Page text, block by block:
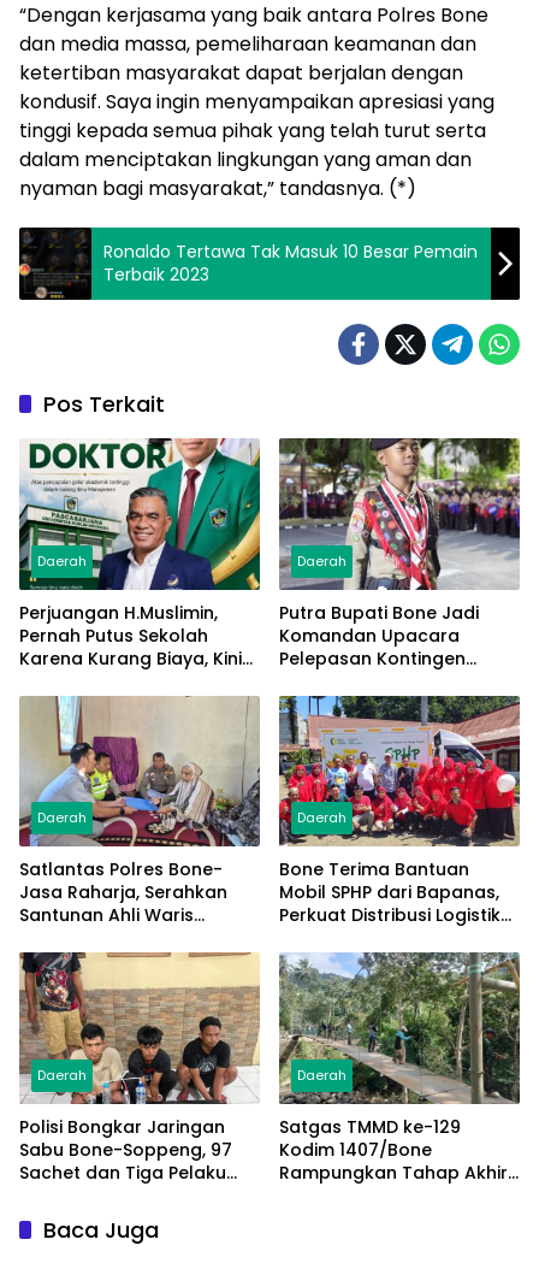
“Dengan kerjasama yang baik antara Polres Bone
dan media massa, pemeliharaan keamanan dan
ketertiban masyarakat dapat berjalan dengan
kondusif. Saya ingin menyampaikan apresiasi yang
tinggi kepada semua pihak yang telah turut serta
dalam menciptakan lingkungan yang aman dan
nyaman bagi masyarakat,” tandasnya. (*)
Ronaldo Tertawa Tak Masuk 10 Besar Pemain
Terbaik 2023
Pos Terkait
Daerah
Perjuangan H.Muslimin,
Pernah Putus Sekolah
Karena Kurang Biaya, Kini
Manajemen
Daerah
Putra Bupati Bone Jadi
Komandan Upacara
Pelepasan Kontingen
Daerah
Satlantas Polres Bone-
Jasa Raharja, Serahkan
Santunan Ahli Waris
Rp50 Juta
Daerah
Bone Terima Bantuan
Mobil SPHP dari Bapanas,
Perkuat Distribusi Logistik
Daerah
Polisi Bongkar Jaringan
Sabu Bone-Soppeng, 97
Sachet dan Tiga Pelaku
Daerah
Satgas TMMD ke-129
Kodim 1407/Bone
Rampungkan Tahap Akhir
Baca Juga